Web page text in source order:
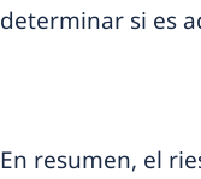
determinar si es
En resumen, el